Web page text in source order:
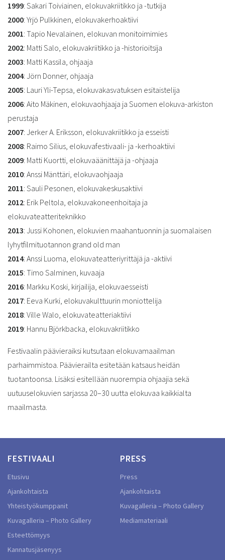
1999: Sakari Toiviainen, elokuvakriitikko ja -tutkija
2000: Yrjö Pulkkinen, elokuvakerhoaktiivi
2001: Tapio Nevalainen, elokuvan monitoimimies
2002: Matti Salo, elokuvakriitikko ja -historioitsija
2003: Matti Kassila, ohjaaja
2004: Jörn Donner, ohjaaja
2005: Lauri Yli-Tepsa, elokuvakasvatuksen esitaistelija
2006: Aito Mäkinen, elokuvaohjaaja ja Suomen elokuva-arkiston
perustaja
2007: Jerker A. Eriksson, elokuvakriitikko ja esseisti
2008: Raimo Silius, elokuvafestivaali- ja -kerhoaktiivi
2009: Matti Kuortti, elokuvaäänittäjä ja -ohjaaja
2010: Anssi Mänttäri, elokuvaohjaaja
2011: Sauli Pesonen, elokuvakeskusaktiivi
2012: Erik Peltola, elokuvakoneenhoitaja ja
elokuvateatteriteknikko
2013: Jussi Kohonen, elokuvien maahantuonnin ja suomalaisen
lyhytfilmituotannon grand old man
2014: Anssi Luoma, elokuvateatteriyrittäjä ja -aktiivi
2015: Timo Salminen, kuvaaja
2016: Markku Koski, kirjailija, elokuvaesseisti
2017: Eeva Kurki, elokuvakulttuurin moniottelija
2018: Ville Walo, elokuvateatteriaktiivi
2019: Hannu Björkbacka, elokuvakriitikko
Festivaalin päävieraiksi kutsutaan elokuvamaailman
parhaimmistoa. Päävierailta esitetään katsaus heidän
tuotantoonsa. Lisäksi esitellään nuorempia ohjaajia sekä
uutuuselokuvien sarjassa 20–30 uutta elokuvaa kaikkialta
maailmasta.
FESTIVAALI
Etusivu
Ajankohtaista
Yhteistyökumppanit
Kuvagalleria – Photo Gallery
Esteettömyys
Kannatusjäsenyys
PRESS
Press
Ajankohtaista
Kuvagalleria – Photo Gallery
Mediamateriaali